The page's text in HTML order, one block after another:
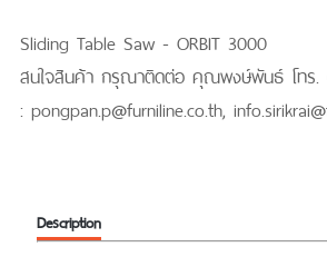
Sliding Table Saw - ORBIT 3000
สนใจสินค้า กรุณาติดต่อ คุณพงษ์พันธ์ โทร.
: pongpan.p@furniline.co.th,
Description